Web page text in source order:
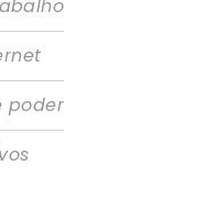
poder